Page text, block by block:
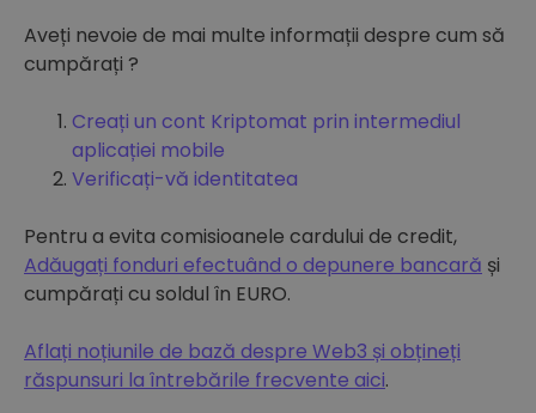
Aveți nevoie de mai multe informații despre cum să
cumpărați ?
Creați un cont Kriptomat prin intermediul
aplicației mobile
Verificați-vă identitatea
Pentru a evita comisioanele cardului de credit,
Adăugați fonduri efectuând o depunere bancară și
cumpărați cu soldul în EURO.
Aflați noțiunile de bază despre Web3 și obțineți
răspunsuri la întrebările frecvente aici.